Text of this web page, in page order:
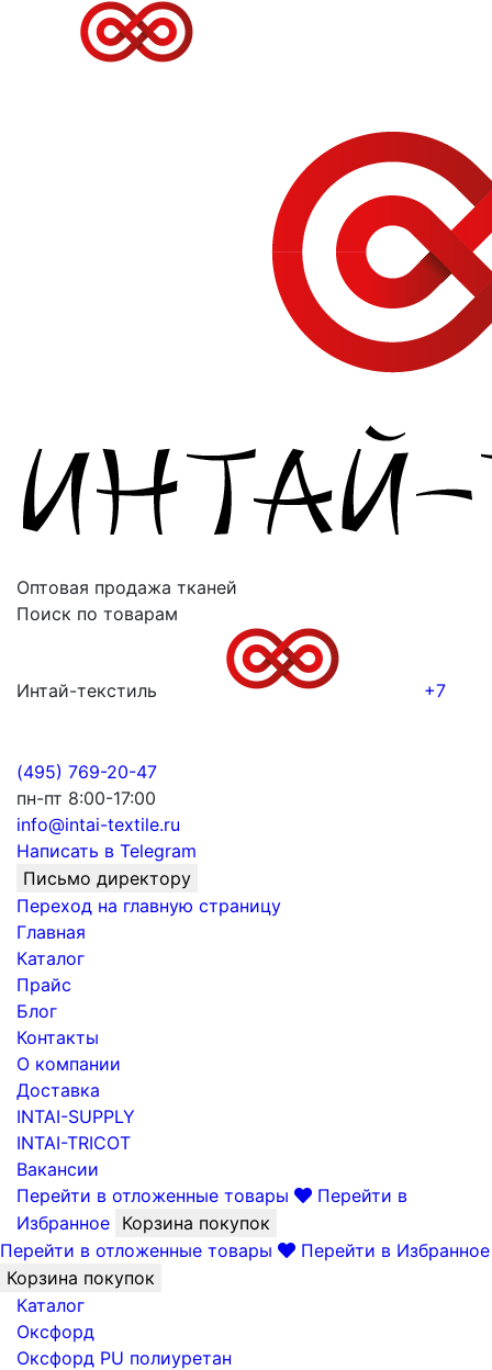
Оптовая продажа тканей
Поиск по товарам
Интай-текстиль +7
(495) 769-20-47
пн-пт 8:00-17:00
info@intai-textile.ru
Написать в Telegram
Письмо директору
Переход на главную страницу
Главная
Каталог
Прайс
Блог
Контакты
О компании
Доставка
INTAI-SUPPLY
INTAI-TRICOT
Вакансии
Перейти в отложенные товары
Перейти в
Избранное Корзина покупок
Перейти в отложенные товары
Перейти в Избранное
Корзина покупок
Каталог
Оксфорд
Оксфорд PU полиуретан